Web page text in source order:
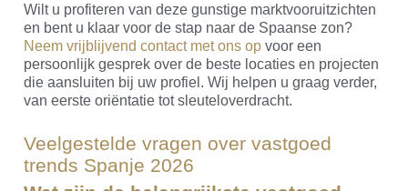
Wilt u profiteren van deze gunstige marktvooruitzichten
en bent u klaar voor de stap naar de Spaanse zon?
Neem vrijblijvend contact met ons op voor een
persoonlijk gesprek over de beste locaties en projecten
die aansluiten bij uw profiel. Wij helpen u graag verder,
van eerste oriëntatie tot sleuteloverdracht.
Veelgestelde vragen over vastgoed
trends Spanje 2026